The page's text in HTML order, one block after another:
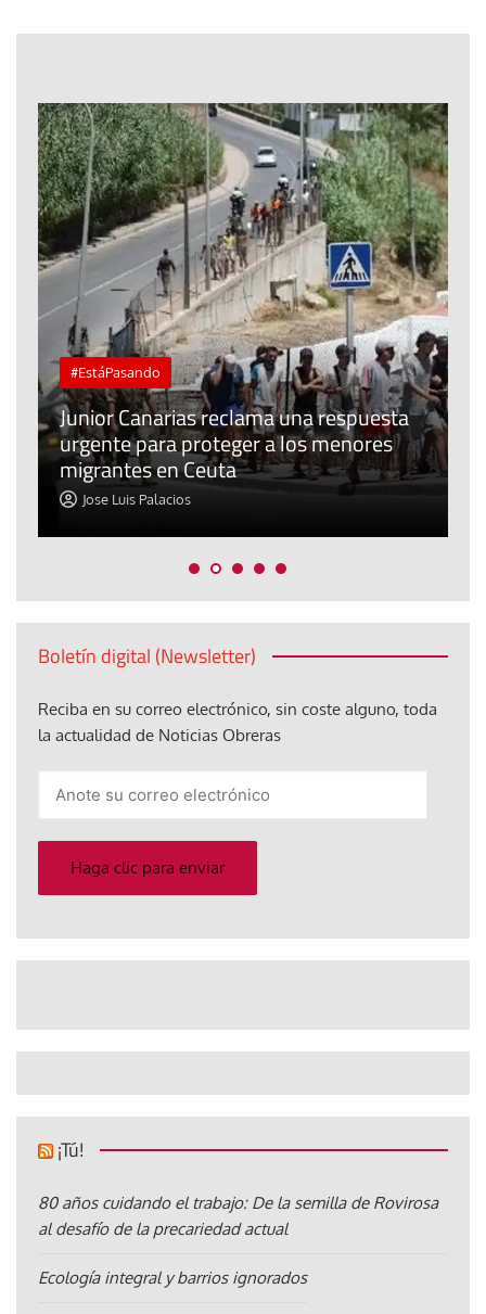
#EstáPasando
Junior Canarias reclama una respuesta
urgente para proteger a los menores
migrantes en Ceuta
Jose Luis Palacios
Boletín digital (Newsletter)
Reciba en su correo electrónico, sin coste alguno, toda
la actualidad de Noticias Obreras
electrónico
Haga clic para enviar
¡Tú!
80 años cuidando el trabajo: De la semilla de Rovirosa
al desafío de la precariedad actual
Ecología integral y barrios ignorados